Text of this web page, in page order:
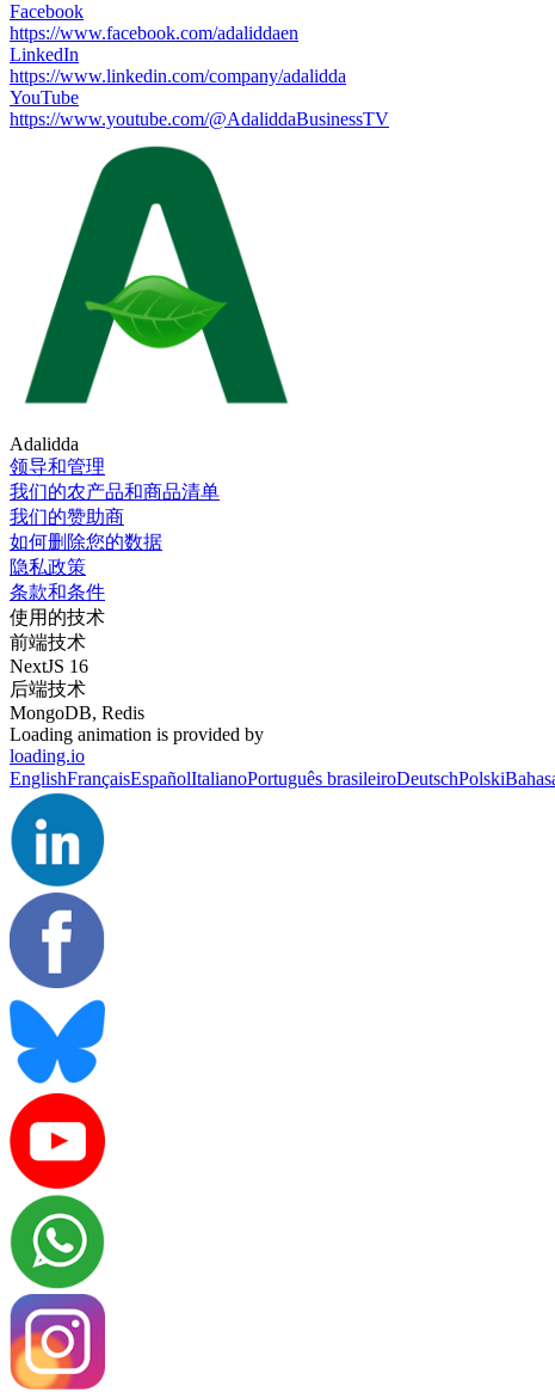
Facebook
https://www.facebook.com/adaliddaen
LinkedIn
https://www.linkedin.com/company/adalidda
YouTube
https://www.youtube.com/@AdaliddaBusinessTV
Adalidda
领导和管理
我们的农产品和商品清单
我们的赞助商
如何删除您的数据
隐私政策
条款和条件
使用的技术
前端技术
NextJS 16
后端技术
MongoDB, Redis
Loading animation is provided by
loading.io
EnglishFrançaisEspañolItalianoPortuguês brasileiroDeutschPolski